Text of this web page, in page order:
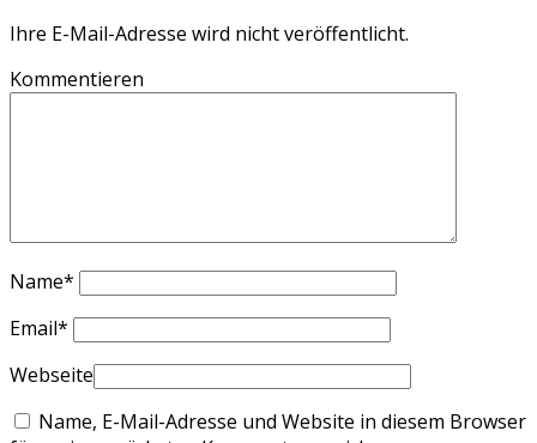
Ihre E-Mail-Adresse wird nicht veröffentlicht.
Kommentieren
Name*
Email*
Webseite
Name, E-Mail-Adresse und Website in diesem Browser